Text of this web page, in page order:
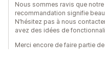
Nous sommes ravis que
recommandation signifie
N’hésitez pas à nous
avez des idées de
Merci encore de faire partie